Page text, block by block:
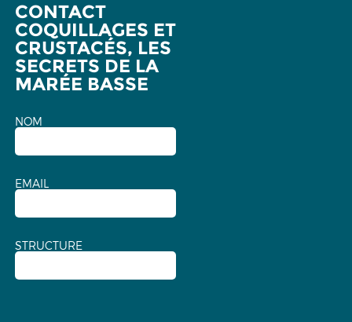
CONTACT
COQUILLAGES ET
CRUSTACÉS, LES
SECRETS DE LA
MARÉE BASSE
NOM
EMAIL
STRUCTURE